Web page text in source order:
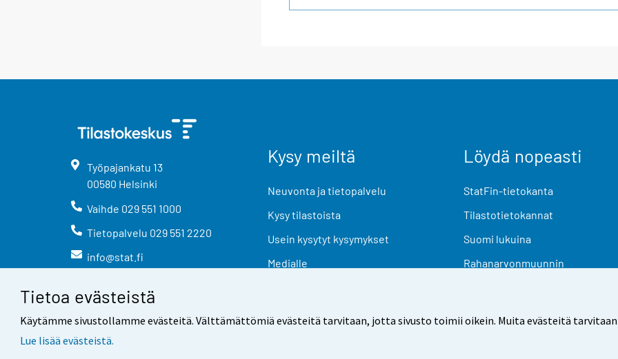
Tietoa evästeistä
Käytämme sivustollamme evästeitä. Välttämättömiä evästeitä tarvitaan, jotta sivusto toimii oikein. Muita evästeitä
Lue lisää evästeistä.
Työpajankatu 13
00580 Helsinki
Vaihde 029 551 1000
Tietopalvelu 029 551 2220
info@stat.fi
Kysy meiltä
Neuvonta ja tietopalvelu
Kysy tilastoista
Usein kysytyt kysymykset
Medialle
Löydä nopeasti
StatFin-tietokanta
Tilastotietokannat
Suomi lukuina
Rahanarvonmuunnin